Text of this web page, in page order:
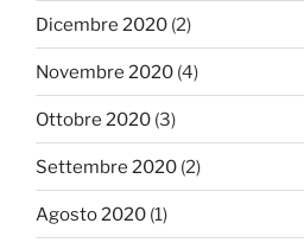
Dicembre 2020 (2)
Novembre 2020 (4)
Ottobre 2020 (3)
Settembre 2020 (2)
Agosto 2020 (1)